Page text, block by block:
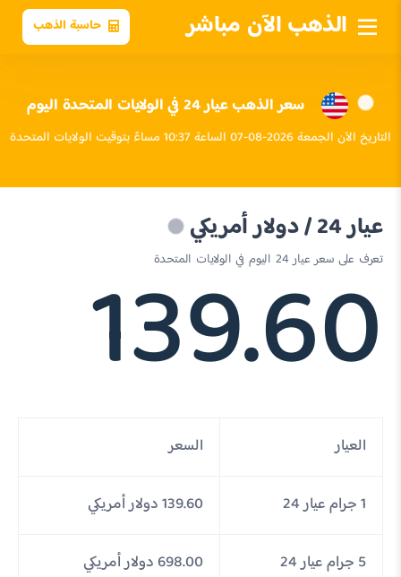
الذهب الآن مباشر حاسبة الذهب
سعر الذهب عيار 24 في الولايات المتحدة اليوم
التاريخ الآن الجمعة 2026-08-07 الساعة 10:37 مساءً بتوقيت الولايات المتحدة
عيار 24 / دولار أمريكي
تعرف على سعر عيار 24 اليوم في الولايات المتحدة
139.60
العيار السعر
1 جرام عيار 24 139.60 دولار أمريكي
5 جرام عيار 24 698.00 دولار أمريكي